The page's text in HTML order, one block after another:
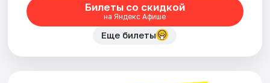
Билеты со скидкой
на Яндекс Афише
Еще билеты